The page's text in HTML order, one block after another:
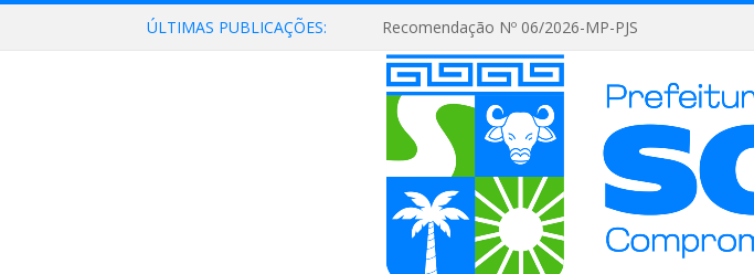
ÚLTIMAS PUBLICAÇÕES: Recomendação Nº 06/2026-MP-PJS